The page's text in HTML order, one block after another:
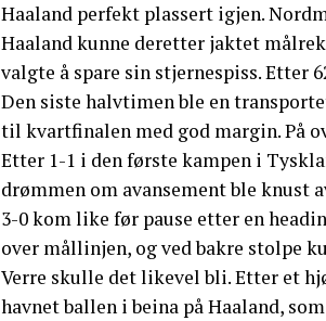
Haaland perfekt plassert igjen.
Haaland kunne deretter jaktet
valgte å spare sin stjernespiss. Etter
Den siste halvtimen ble en
til kvartfinalen med god margin. På
Etter 1-1 i den første kampen i
drømmen om avansement ble
3-0 kom like før pause etter en
over mållinjen, og ved bakre stolpe
Verre skulle det likevel bli. Etter et
havnet ballen i beina på Haaland,